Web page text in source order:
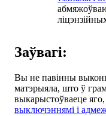
Заўвагі:
Вы не павінны
матэрыяла, што ў
выкарыстоўваеце
выключэннямі і